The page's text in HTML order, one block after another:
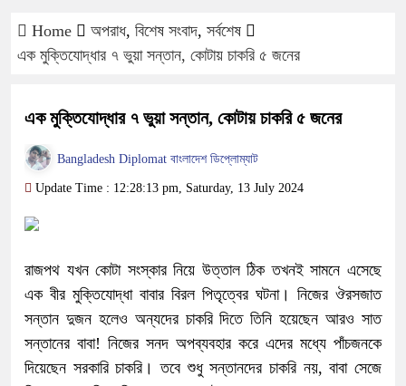
Home অপরাধ, বিশেষ সংবাদ, সর্বশেষ
এক মুক্তিযোদ্ধার ৭ ভুয়া সন্তান, কোটায় চাকরি ৫ জনের
এক মুক্তিযোদ্ধার ৭ ভুয়া সন্তান, কোটায় চাকরি ৫ জনের
Bangladesh Diplomat বাংলাদেশ ডিপ্লোম্যাট
Update Time : 12:28:13 pm, Saturday, 13 July 2024
রাজপথ যখন কোটা সংস্কার নিয়ে উত্তাল ঠিক তখনই সামনে এসেছে
এক বীর মুক্তিযোদ্ধা বাবার বিরল পিতৃত্বের ঘটনা। নিজের ঔরসজাত
সন্তান দুজন হলেও অন্যদের চাকরি দিতে তিনি হয়েছেন আরও সাত
সন্তানের বাবা! নিজের সনদ অপব্যবহার করে এদের মধ্যে পাঁচজনকে
দিয়েছেন সরকারি চাকরি। তবে শুধু সন্তানদের চাকরি নয়, বাবা সেজে